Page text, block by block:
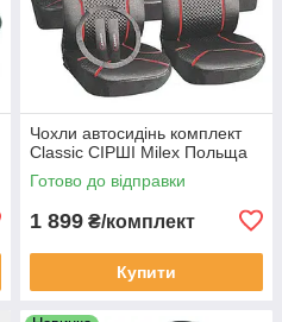
Чохли автосидінь комплект
Classic СІРШІ Milex Польща
Готово до відправки
1 899 ₴/комплект
Купити